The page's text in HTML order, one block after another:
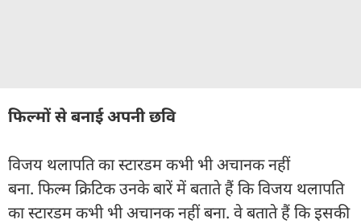
फिल्मों से बनाई अपनी छवि
विजय थलापति का स्टारडम कभी भी अचानक नहीं
बना. फिल्म क्रिटिक उनके बारें में बताते हैं कि विजय थलापति
का स्टारडम कभी भी अचानक नहीं बना. वे बताते हैं कि इसकी